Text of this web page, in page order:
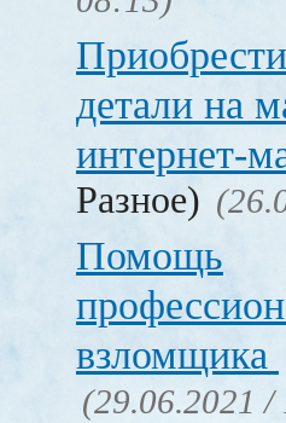
детали на
интернет-
Разное)
Помощь
взломщика
(29.06.2021 /